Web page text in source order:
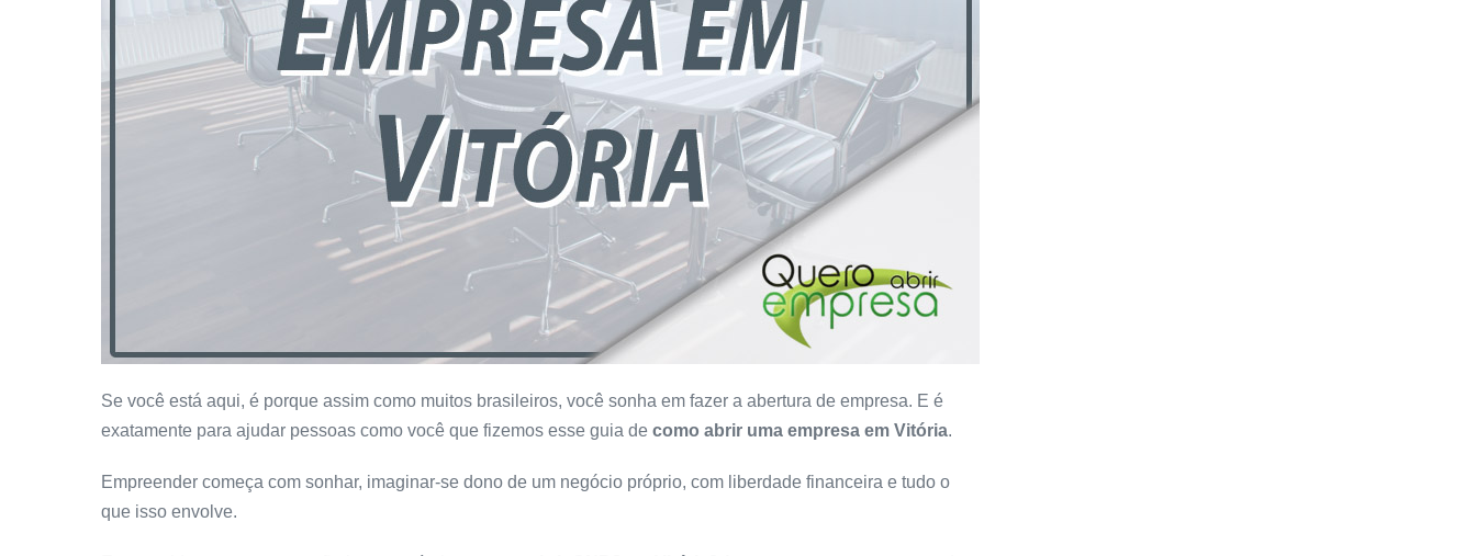
Se você está aqui, é porque assim como muitos brasileiros, você sonha em fazer a abertura de empresa. E é
exatamente para ajudar pessoas como você que fizemos esse guia de como abrir uma empresa em Vitória.
Empreender começa com sonhar, imaginar-se dono de um negócio próprio, com liberdade financeira e tudo o
que isso envolve.